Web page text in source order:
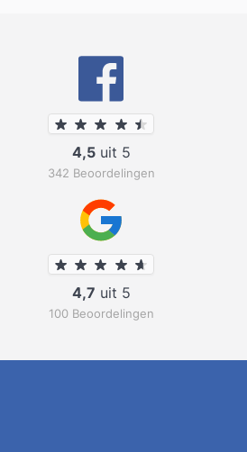
4,5uit 5
342 Beoordelingen
4,7 uit 5
100 Beoordelingen